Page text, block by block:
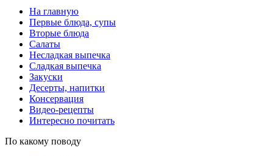
На главную
Первые блюда, супы
Вторые блюда
Салаты
Несладкая выпечка
Сладкая выпечка
Закуски
Десерты, напитки
Консервация
Видео-рецепты
Интересно почитать
По какому поводу